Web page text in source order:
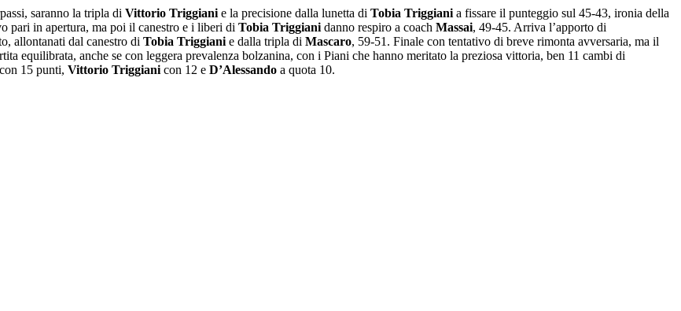
saranno la tripla di Vittorio Triggiani e la precisione dalla lunetta di Tobia Triggiani a fissare il punteggio sul 45-43, ironia della
pari in apertura, ma poi il canestro e i liberi di Tobia Triggiani danno respiro a coach Massai, 49-45. Arriva l’apporto di
allontanati dal canestro di Tobia Triggiani e dalla tripla di Mascaro, 59-51. Finale con tentativo di breve rimonta avversaria, ma il
equilibrata, anche se con leggera prevalenza bolzanina, con i Piani che hanno meritato la preziosa vittoria, ben 11 cambi di
15 punti, Vittorio Triggiani con 12 e D’Alessando a quota 10.